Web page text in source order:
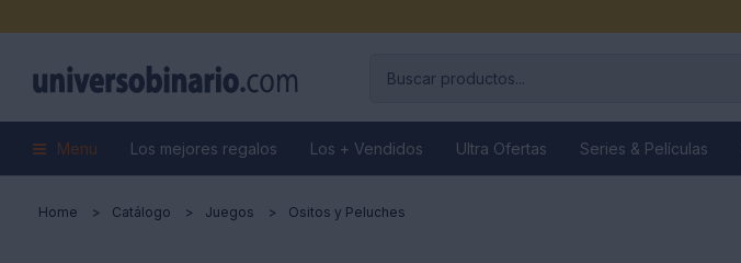
Menu Los mejores regalos Los + Vendidos Ultra Ofertas Series & Películas
Home Catálogo Juegos Ositos y Peluches